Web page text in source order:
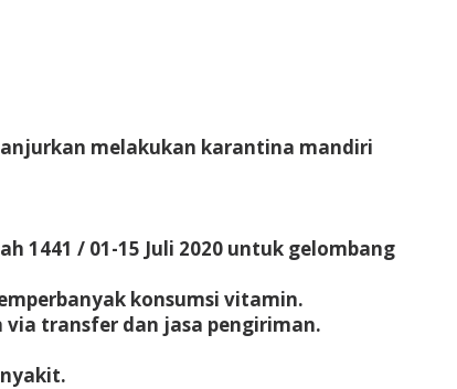
melakukan karantina mandiri
1441 / 01-15 Juli 2020 untuk gelombang
konsumsi vitamin.
transfer dan jasa pengiriman.